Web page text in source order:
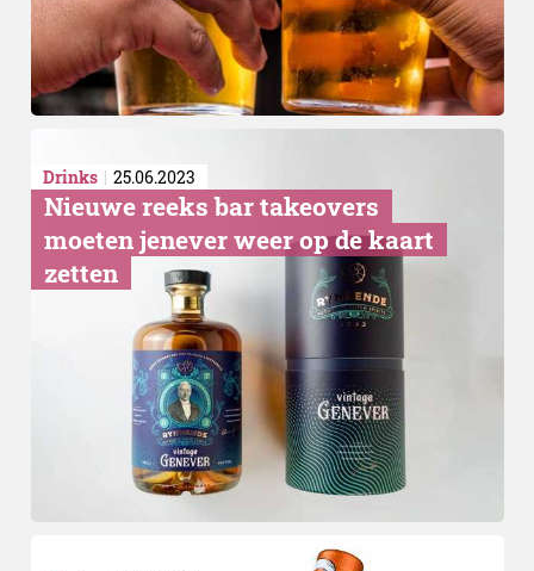
Drinks 25.06.2023
Nieuwe reeks bar takeovers
moeten jenever weer op de kaart
zetten